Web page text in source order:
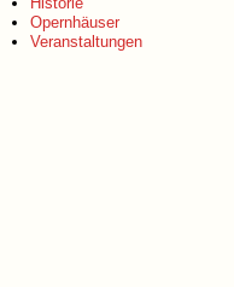
Opernhäuser
Veranstaltungen